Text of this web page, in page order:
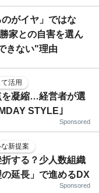
のがイヤ」ではな
家との自害を選ん
きない"理由
活用
を凝縮…経営者が選
STYLE｣
Sponsored
新提案
する？少人数組織
延長」で進めるDX
Sponsored